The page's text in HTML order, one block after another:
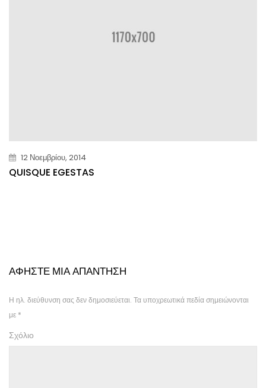
12 Νοεμβρίου, 2014
QUISQUE EGESTAS
ΑΦΉΣΤΕ ΜΙΑ ΑΠΆΝΤΗΣΗ
Η ηλ. διεύθυνση σας δεν δημοσιεύεται. Τα υποχρεωτικά πεδία σημειώνονται
με *
Σχόλιο